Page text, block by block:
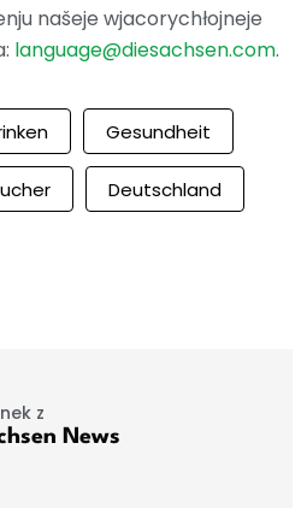
našeje wjacorychłojneje
language@diesachsen.com.
Gesundheit
Deutschland
z
News